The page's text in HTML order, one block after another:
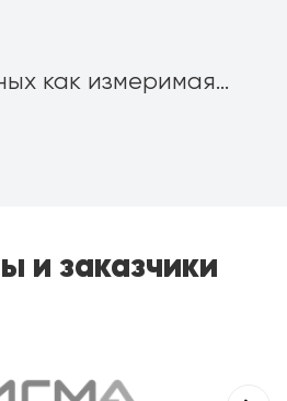
как измеримая...
и заказчики